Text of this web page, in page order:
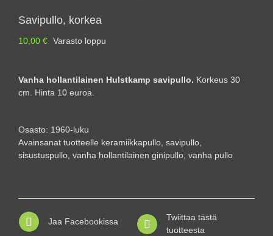
Savipullo, korkea
10,00 € Varasto loppu
Vanha hollantilainen Hulstkamp savipullo. Korkeus 30
cm. Hinta 10 euroa.
Osasto: 1960-luku
Avainsanat tuotteelle keramiikkapullo, savipullo,
sisustuspullo, vanha hollantilainen ginipullo, vanha pullo
Jaa Facebookissa
Twiittaa tästä
tuotteesta